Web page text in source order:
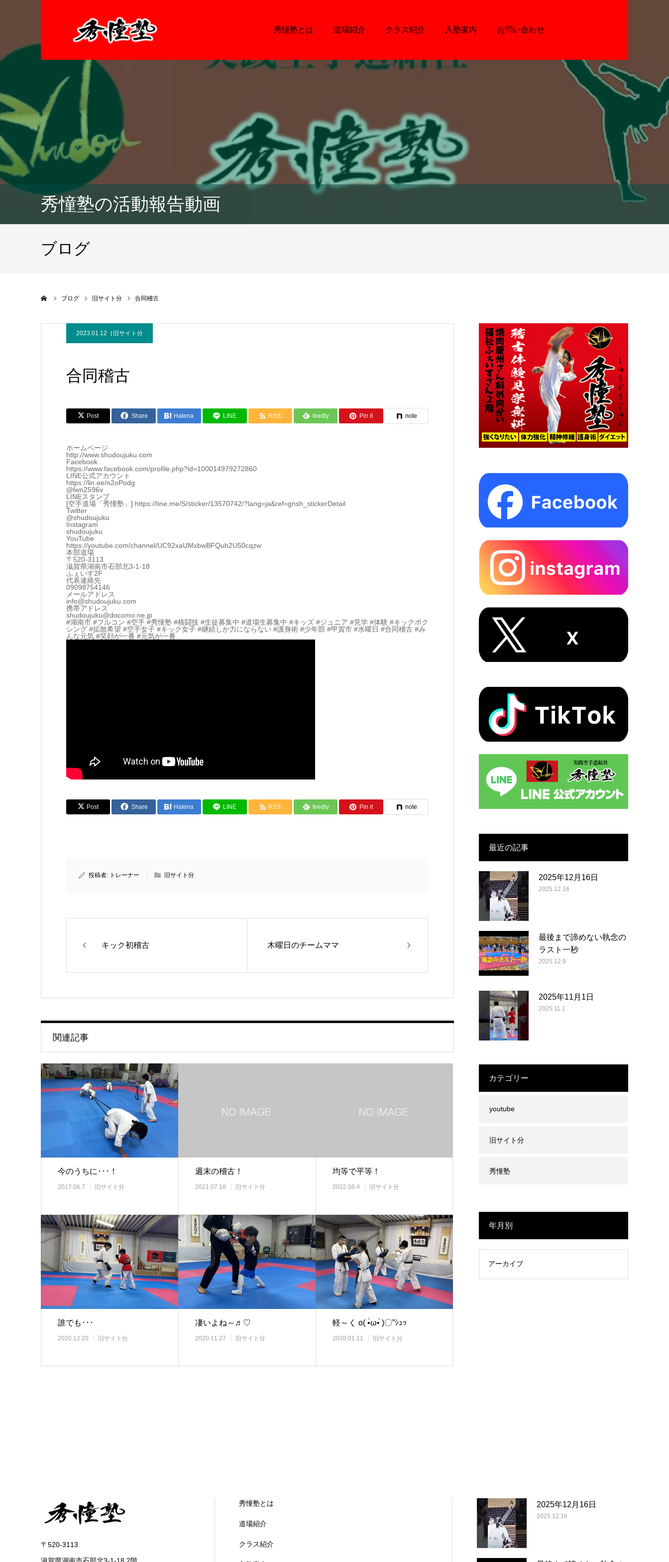
秀憧塾とは 道場紹介 クラス紹介 入塾案内 お問い合わせ
秀憧塾の活動報告動画
ブログ
ブログ 旧サイト分 合同稽古
2023.01.12 旧サイト分
合同稽古
Post Share Hatena LINE RSS feedly Pin it note
ホームページ
http://www.shudoujuku.com
Facebook
https://www.facebook.com/profile.php?id=100014979272860
LINE公式アカウント
https://lin.ee/n2oPodg
@lwn2596v
LINEスタンプ
[空手道場「秀憧塾」] https://line.me/S/sticker/13570742/?lang=ja&ref=gnsh_stickerDetail
Twitter
@shudoujuku
Instagram
shudoujuku
YouTube
https://youtube.com/channel/UC92xaUMxbwBFQuh2U50cqzw
本部道場
〒520-3113
滋賀県湖南市石部北3-1-18
ふぇいす2F
代表連絡先
09098754146
メールアドレス
info@shudoujuku.com
携帯アドレス
shudoujuku@docomo.ne.jp
#湖南市 #フルコン #空手 #秀憧塾 #格闘技 #生徒募集中 #道場生募集中 #キッズ #ジュニア #見学 #体験 #キックボク
シング #拡散希望 #空手女子 #キック女子 #継続しか力にならない #護身術 #少年部 #甲賀市 #水曜日 #合同稽古 #み
んな元気 #笑顔が一番 #元気が一番
Post Share Hatena LINE RSS feedly Pin it note
投稿者: トレーナー 旧サイト分
キック初稽古 木曜日のチームママ
関連記事
今のうちに･･･！
2017.06.7 旧サイト分
週末の稽古！
2021.07.18 旧サイト分
均等で平等！
2022.08.4 旧サイト分
誰でも･･･
2020.12.20 旧サイト分
凄いよね～♬︎♡
2020.11.27 旧サイト分
軽～く o( •̀ω•́ )〇”ｼｭｯ
2020.01.11 旧サイト分
最近の記事
2025年12月16日
2025.12.16
最後まで諦めない執念の
ラスト一秒
2025.12.9
2025年11月1日
2025.11.1
カテゴリー
youtube
旧サイト分
秀憧塾
年月別
〒520-3113
秀憧塾とは
道場紹介
クラス紹介
2025年12月16日
2025.12.16